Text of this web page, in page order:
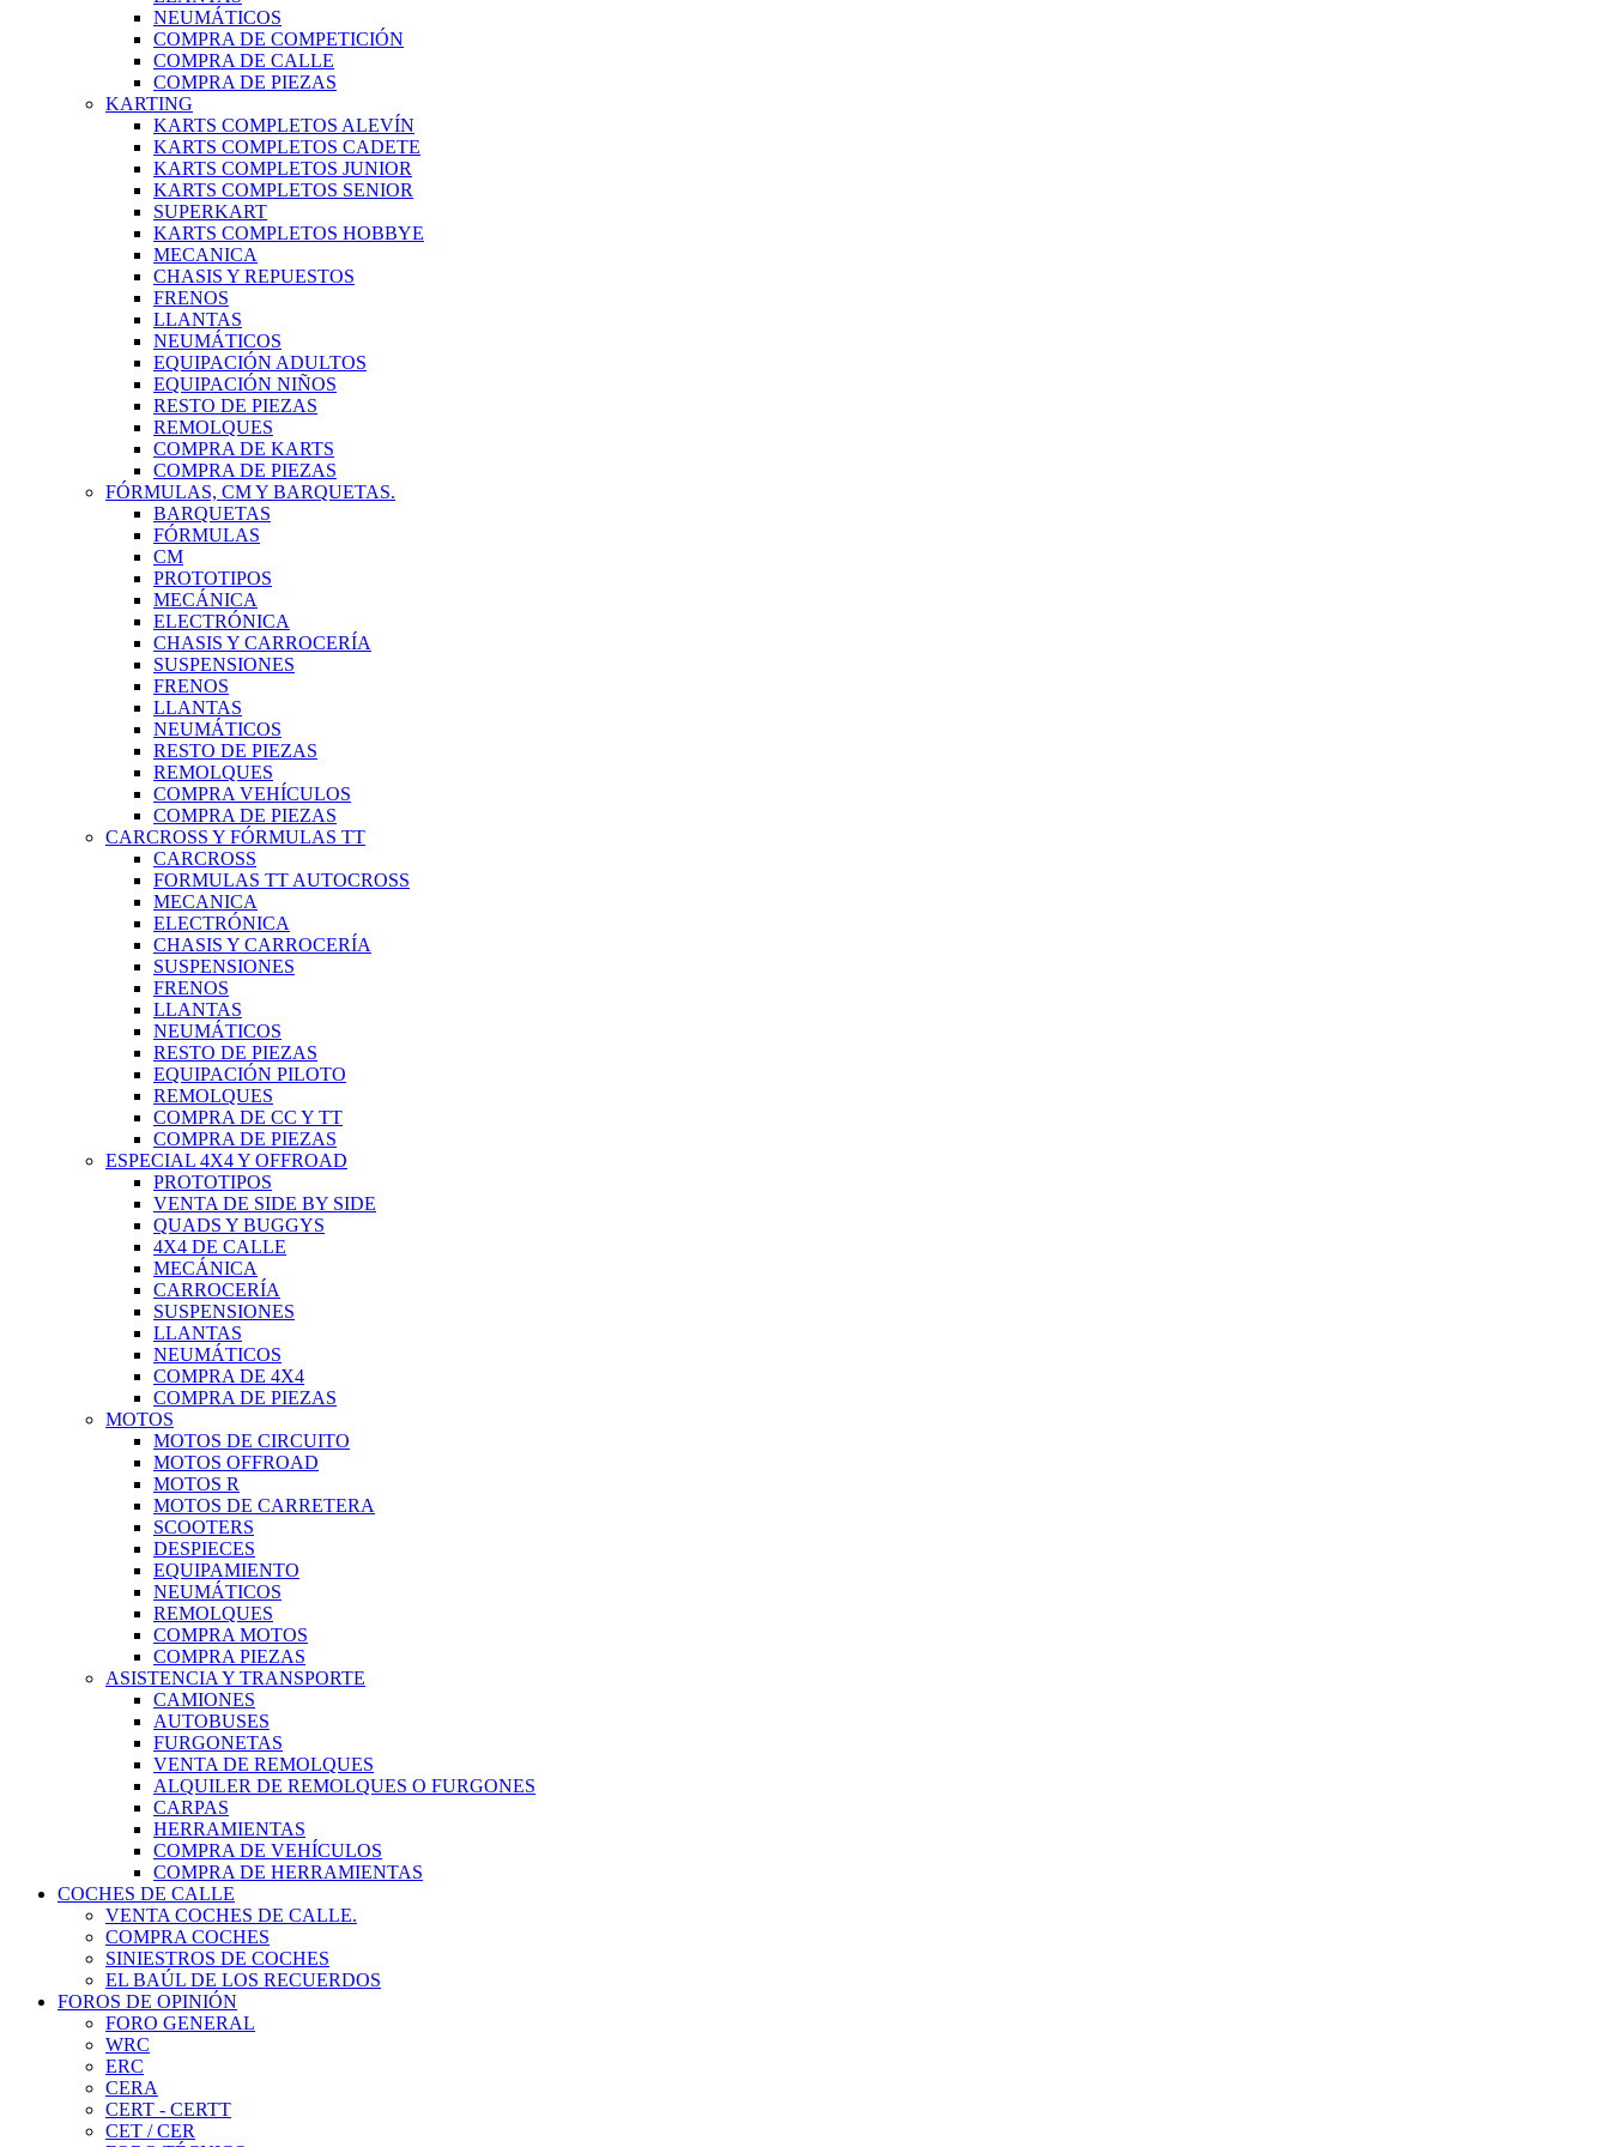
NEUMÁTICOS
COMPRA DE COMPETICIÓN
COMPRA DE CALLE
COMPRA DE PIEZAS
KARTING
KARTS COMPLETOS ALEVÍN
KARTS COMPLETOS CADETE
KARTS COMPLETOS JUNIOR
KARTS COMPLETOS SENIOR
SUPERKART
KARTS COMPLETOS HOBBYE
MECANICA
CHASIS Y REPUESTOS
FRENOS
LLANTAS
NEUMÁTICOS
EQUIPACIÓN ADULTOS
EQUIPACIÓN NIÑOS
RESTO DE PIEZAS
REMOLQUES
COMPRA DE KARTS
COMPRA DE PIEZAS
FÓRMULAS, CM Y BARQUETAS.
BARQUETAS
FÓRMULAS
CM
PROTOTIPOS
MECÁNICA
ELECTRÓNICA
CHASIS Y CARROCERÍA
SUSPENSIONES
FRENOS
LLANTAS
NEUMÁTICOS
RESTO DE PIEZAS
REMOLQUES
COMPRA VEHÍCULOS
COMPRA DE PIEZAS
CARCROSS Y FÓRMULAS TT
CARCROSS
FORMULAS TT AUTOCROSS
MECANICA
ELECTRÓNICA
CHASIS Y CARROCERÍA
SUSPENSIONES
FRENOS
LLANTAS
NEUMÁTICOS
RESTO DE PIEZAS
EQUIPACIÓN PILOTO
REMOLQUES
COMPRA DE CC Y TT
COMPRA DE PIEZAS
ESPECIAL 4X4 Y OFFROAD
PROTOTIPOS
VENTA DE SIDE BY SIDE
QUADS Y BUGGYS
4X4 DE CALLE
MECÁNICA
CARROCERÍA
SUSPENSIONES
LLANTAS
NEUMÁTICOS
COMPRA DE 4X4
COMPRA DE PIEZAS
MOTOS
MOTOS DE CIRCUITO
MOTOS OFFROAD
MOTOS R
MOTOS DE CARRETERA
SCOOTERS
DESPIECES
EQUIPAMIENTO
NEUMÁTICOS
REMOLQUES
COMPRA MOTOS
COMPRA PIEZAS
ASISTENCIA Y TRANSPORTE
CAMIONES
AUTOBUSES
FURGONETAS
VENTA DE REMOLQUES
ALQUILER DE REMOLQUES O FURGONES
CARPAS
HERRAMIENTAS
COMPRA DE VEHÍCULOS
COMPRA DE HERRAMIENTAS
COCHES DE CALLE
VENTA COCHES DE CALLE.
COMPRA COCHES
SINIESTROS DE COCHES
EL BAÚL DE LOS RECUERDOS
FOROS DE OPINIÓN
FORO GENERAL
WRC
ERC
CERA
CERT - CERTT
CET / CER